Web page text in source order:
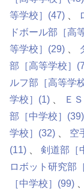
等学校］ (47)
ドボール部［高
等学校］ (29)
部［高等学校］
ルフ部［高等学校
学校］ (1) Ｅ
部［中学校］ (39)
学校］ (32) 空
(11)
剣道部［
ロボット研究部
［中学校］ (99)